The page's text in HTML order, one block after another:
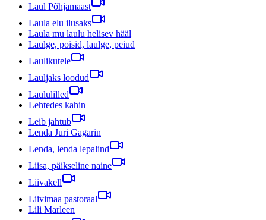
Laul Põhjamaast
Laula elu ilusaks
Laula mu laulu helisev hääl
Laulge, poisid, laulge, peiud
Laulikutele
Lauljaks loodud
Laululilled
Lehtedes kahin
Leib jahtub
Lenda Juri Gagarin
Lenda, lenda lepalind
Liisa, päikseline naine
Liivakell
Liivimaa pastoraal
Lili Marleen